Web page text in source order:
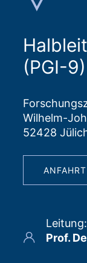
(PGI-9)
Wilhelm-
52428
ANFAHRT
Leitung:
Prof.